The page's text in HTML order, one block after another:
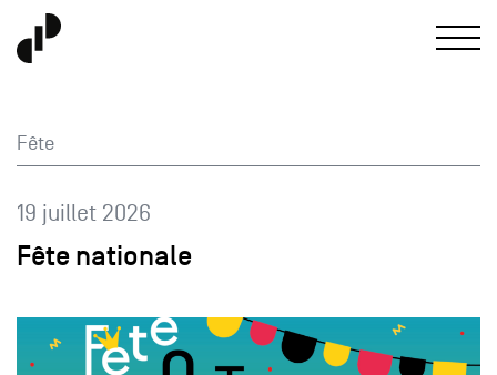
Fête
19 juillet 2026
Fête nationale